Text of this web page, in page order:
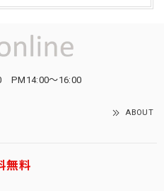
PM14:00〜16:00
ABOUT
無料